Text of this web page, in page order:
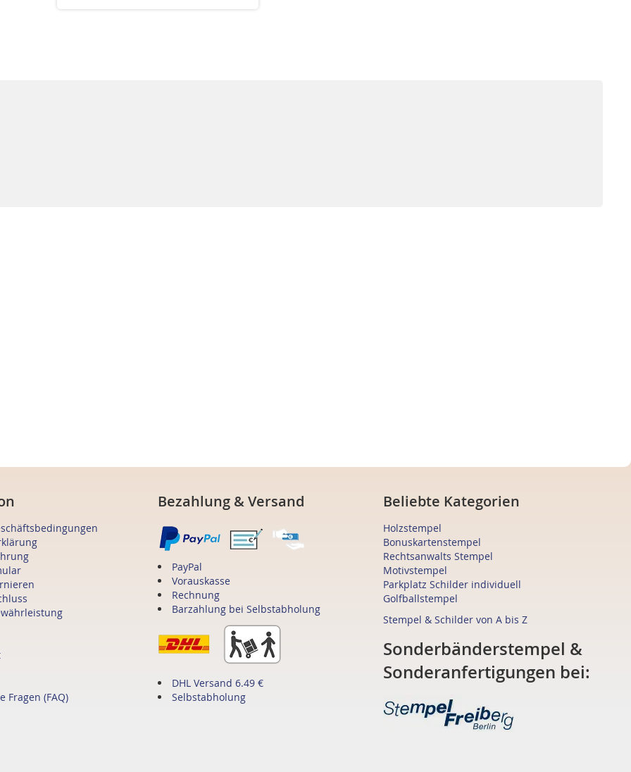
Fragen (FAQ)
Bezahlung & Versand
PayPal
Vorauskasse
Rechnung
Barzahlung bei Selbstabholung
DHL Versand 6.49 €
Selbstabholung
Beliebte Kategorien
Holzstempel
Bonuskartenstempel
Rechtsanwalts Stempel
Motivstempel
Parkplatz Schilder individuell
Golfballstempel
Stempel & Schilder von A bis Z
Sonderbänderstempel &
Sonderanfertigungen bei: